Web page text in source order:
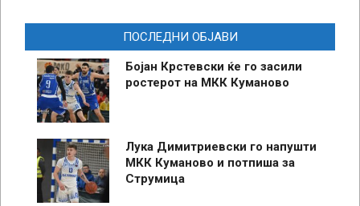
ПОСЛЕДНИ ОБЈАВИ
Бојан Крстевски ќе го засили
ростерот на МКК Куманово
Лука Димитриевски го напушти
МКК Куманово и потпиша за
Струмица